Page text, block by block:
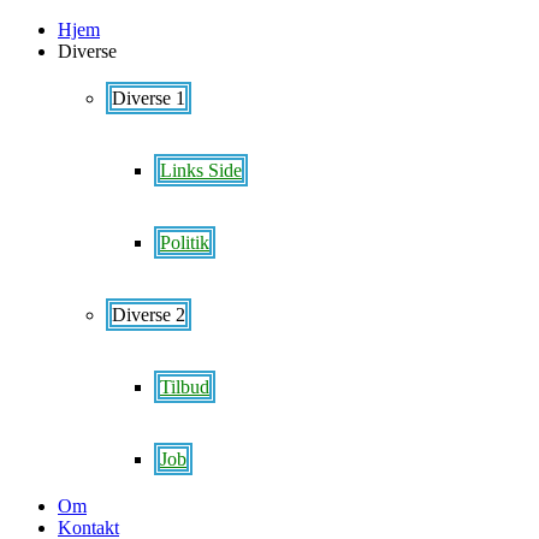
Hjem
Diverse
Diverse 1
Links Side
Politik
Diverse 2
Tilbud
Job
Om
Kontakt